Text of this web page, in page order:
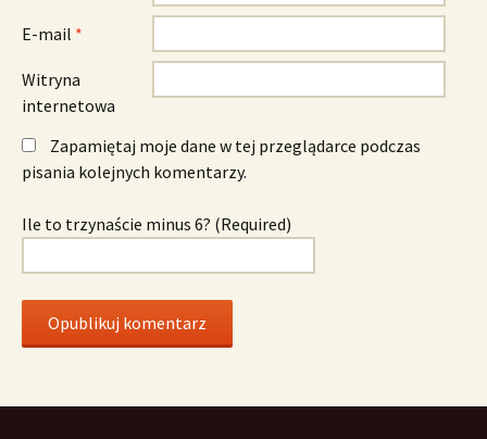
E-mail *
Witryna
internetowa
Zapamiętaj moje dane w tej przeglądarce podczas
pisania kolejnych komentarzy.
Ile to trzynaście minus 6? (Required)